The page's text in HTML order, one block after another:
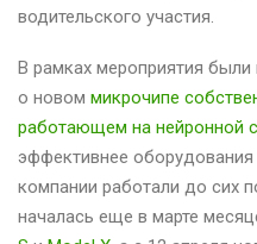
водительского участия.
В рамках мероприятия
о новом микрочипе
работающем на нейронной
эффективнее
компании работали до сих
началась еще в марте